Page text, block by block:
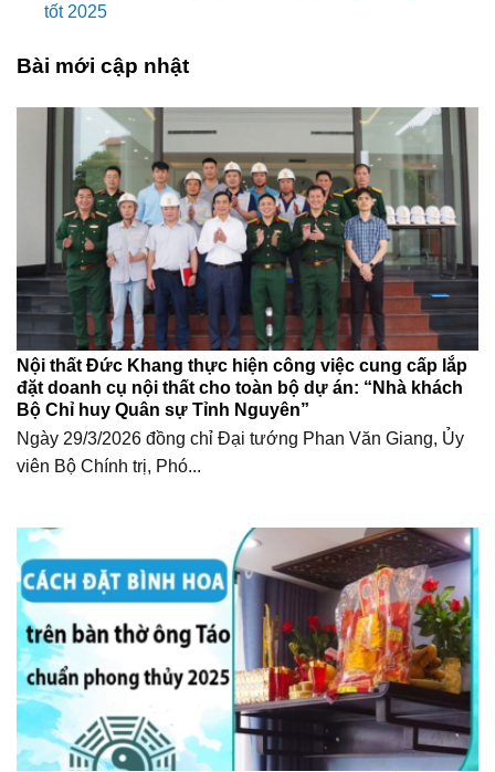
tốt 2025
Bài mới cập nhật
Nội thất Đức Khang thực hiện công việc cung cấp lắp
đặt doanh cụ nội thất cho toàn bộ dự án: “Nhà khách
Bộ Chỉ huy Quân sự Tỉnh Nguyên”
Ngày 29/3/2026 đồng chỉ Đại tướng Phan Văn Giang, Ủy
viên Bộ Chính trị, Phó...